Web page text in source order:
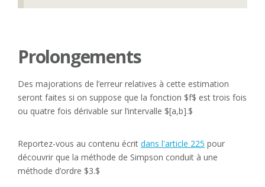
Prolongements
Des majorations de l’erreur relatives à cette estimation
seront faites si on suppose que la fonction $f$ est trois fois
ou quatre fois dérivable sur l’intervalle $[a,b].$
Reportez-vous au contenu écrit dans l'article 225 pour
découvrir que la méthode de Simpson conduit à une
méthode d’ordre $3.$